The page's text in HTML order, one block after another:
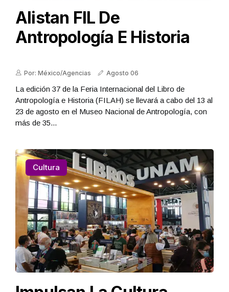
Alistan FIL De
Antropología E Historia
Por: México/Agencias Agosto 06
La edición 37 de la Feria Internacional del Libro de
Antropología e Historia (FILAH) se llevará a cabo del 13 al
23 de agosto en el Museo Nacional de Antropología, con
más de 35...
Cultura